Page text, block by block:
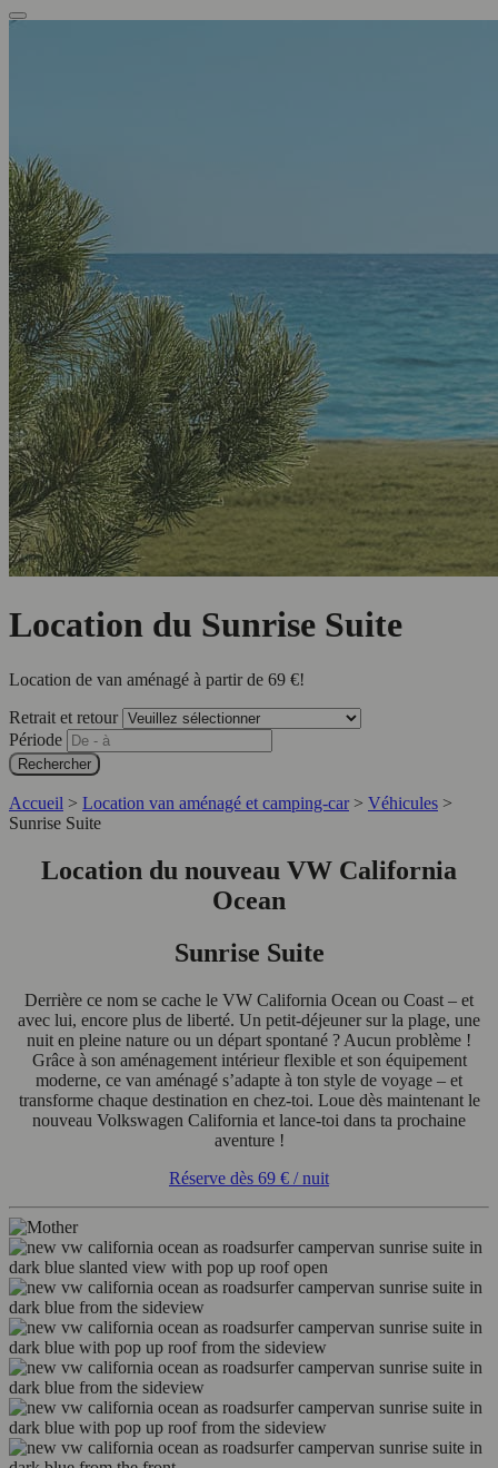
Location du Sunrise Suite
Location de van aménagé à partir de 69 €!
Retrait et retour
Période
Rechercher
Accueil > Location van aménagé et camping-car > Véhicules >
Sunrise Suite
Location du nouveau VW California
Ocean
Sunrise Suite
Derrière ce nom se cache le VW California Ocean ou Coast – et
avec lui, encore plus de liberté. Un petit-déjeuner sur la plage, une
nuit en pleine nature ou un départ spontané ? Aucun problème !
Grâce à son aménagement intérieur flexible et son équipement
moderne, ce van aménagé s’adapte à ton style de voyage – et
transforme chaque destination en chez-toi. Loue dès maintenant le
nouveau Volkswagen California et lance-toi dans ta prochaine
aventure !
Réserve dès 69 € / nuit